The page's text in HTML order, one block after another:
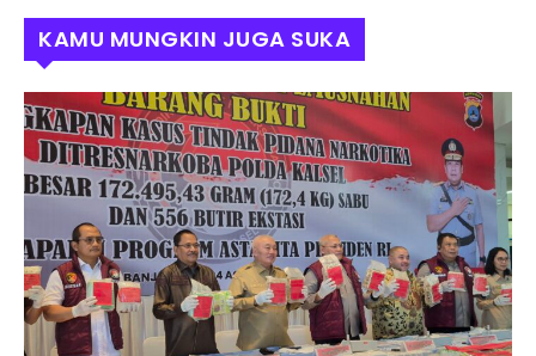
KAMU MUNGKIN JUGA SUKA